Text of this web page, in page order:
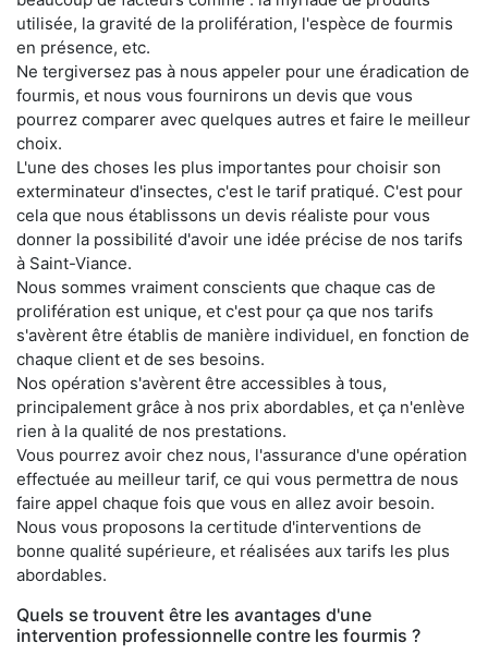
utilisée, la gravité de la prolifération, l'espèce de fourmis
en présence, etc.
Ne tergiversez pas à nous appeler pour une éradication de
fourmis, et nous vous fournirons un devis que vous
pourrez comparer avec quelques autres et faire le meilleur
choix.
L'une des choses les plus importantes pour choisir son
exterminateur d'insectes, c'est le tarif pratiqué. C'est pour
cela que nous établissons un devis réaliste pour vous
donner la possibilité d'avoir une idée précise de nos tarifs
à Saint-Viance.
Nous sommes vraiment conscients que chaque cas de
prolifération est unique, et c'est pour ça que nos tarifs
s'avèrent être établis de manière individuel, en fonction de
chaque client et de ses besoins.
Nos opération s'avèrent être accessibles à tous,
principalement grâce à nos prix abordables, et ça n'enlève
rien à la qualité de nos prestations.
Vous pourrez avoir chez nous, l'assurance d'une opération
effectuée au meilleur tarif, ce qui vous permettra de nous
faire appel chaque fois que vous en allez avoir besoin.
Nous vous proposons la certitude d'interventions de
bonne qualité supérieure, et réalisées aux tarifs les plus
abordables.
Quels se trouvent être les avantages d'une
intervention professionnelle contre les fourmis ?